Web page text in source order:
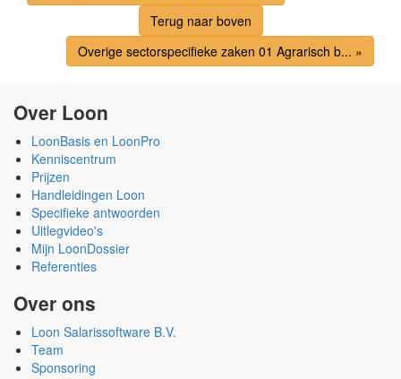
Terug naar boven
Overige sectorspecifieke zaken 01 Agrarisch b... »
Over Loon
LoonBasis en LoonPro
Kenniscentrum
Prijzen
Handleidingen Loon
Specifieke antwoorden
Uitlegvideo's
Mijn LoonDossier
Referenties
Over ons
Loon Salarissoftware B.V.
Team
Sponsoring